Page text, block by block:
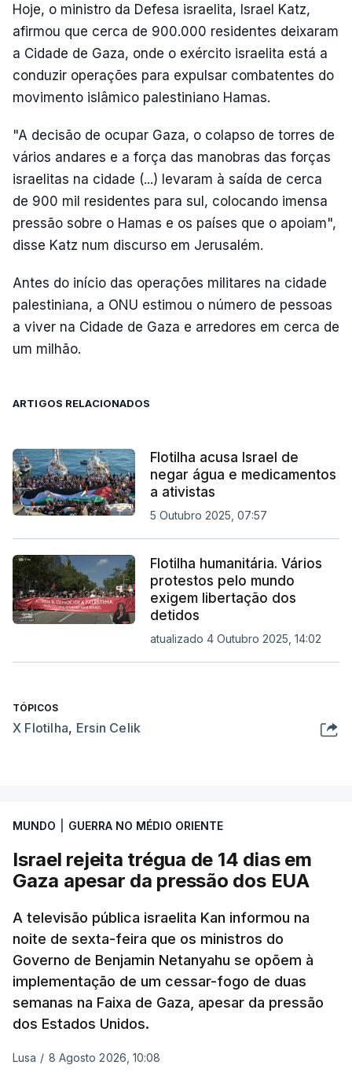
Hoje, o ministro da Defesa israelita, Israel Katz,
afirmou que cerca de 900.000 residentes deixaram
a Cidade de Gaza, onde o exército israelita está a
conduzir operações para expulsar combatentes do
movimento islâmico palestiniano Hamas.
"A decisão de ocupar Gaza, o colapso de torres de
vários andares e a força das manobras das forças
israelitas na cidade (...) levaram à saída de cerca
de 900 mil residentes para sul, colocando imensa
pressão sobre o Hamas e os países que o apoiam",
disse Katz num discurso em Jerusalém.
Antes do início das operações militares na cidade
palestiniana, a ONU estimou o número de pessoas
a viver na Cidade de Gaza e arredores em cerca de
um milhão.
ARTIGOS RELACIONADOS
Flotilha acusa Israel de
negar água e medicamentos
a ativistas
5 Outubro 2025, 07:57
Flotilha humanitária. Vários
protestos pelo mundo
exigem libertação dos
detidos
atualizado 4 Outubro 2025, 14:02
TÓPICOS
X Flotilha, Ersin Celik
MUNDO GUERRA NO MÉDIO ORIENTE
Israel rejeita trégua de 14 dias em
Gaza apesar da pressão dos EUA
A televisão pública israelita Kan informou na
noite de sexta-feira que os ministros do
Governo de Benjamin Netanyahu se opõem à
implementação de um cessar-fogo de duas
semanas na Faixa de Gaza, apesar da pressão
dos Estados Unidos.
Lusa / 8 Agosto 2026, 10:08